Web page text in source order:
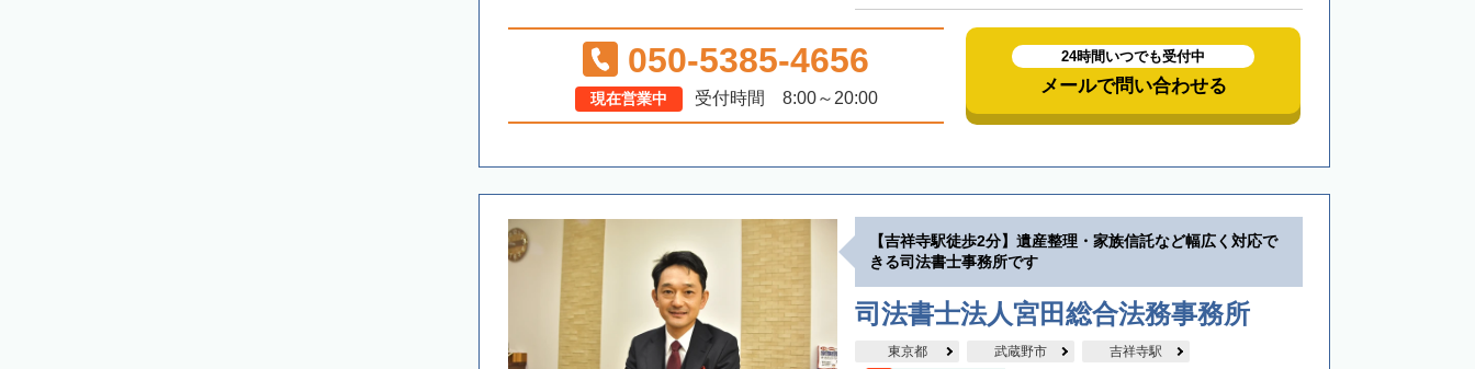
050-5385-4656
現在営業中 受付時間 8:00～20:00
24時間いつでも受付中
メールで問い合わせる
【吉祥寺駅徒歩2分】遺産整理・家族信託など幅広く対応で
きる司法書士事務所です
司法書士法人宮田総合法務事務所
東京都 武蔵野市 吉祥寺駅